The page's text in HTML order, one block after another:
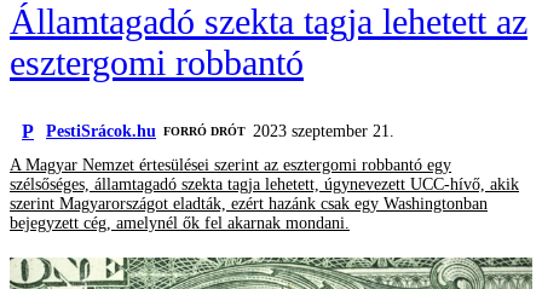
Államtagadó szekta tagja lehetett az
esztergomi robbantó
P PestiSrácok.hu FORRÓ DRÓT 2023 szeptember 21.
A Magyar Nemzet értesülései szerint az esztergomi robbantó egy
szélsőséges, államtagadó szekta tagja lehetett, úgynevezett UCC-hívő, akik
szerint Magyarországot eladták, ezért hazánk csak egy Washingtonban
bejegyzett cég, amelynél ők fel akarnak mondani.